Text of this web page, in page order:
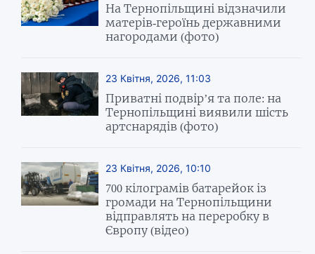
На Тернопільщині відзначили
матерів-героїнь державними
нагородами (фото)
23 Квітня, 2026, 11:03
Приватні подвір’я та поле: на
Тернопільщині виявили шість
артснарядів (фото)
23 Квітня, 2026, 10:10
700 кілограмів батарейок із
громади на Тернопільщини
відправлять на переробку в
Європу (відео)